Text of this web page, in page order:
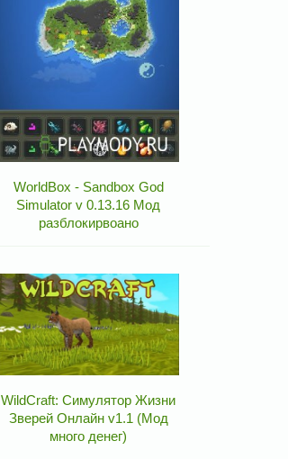
WorldBox - Sandbox God
Simulator v 0.13.16 Мод
разблокирвоано
WildCraft: Симулятор Жизни
Зверей Онлайн v1.1 (Мод
много денег)